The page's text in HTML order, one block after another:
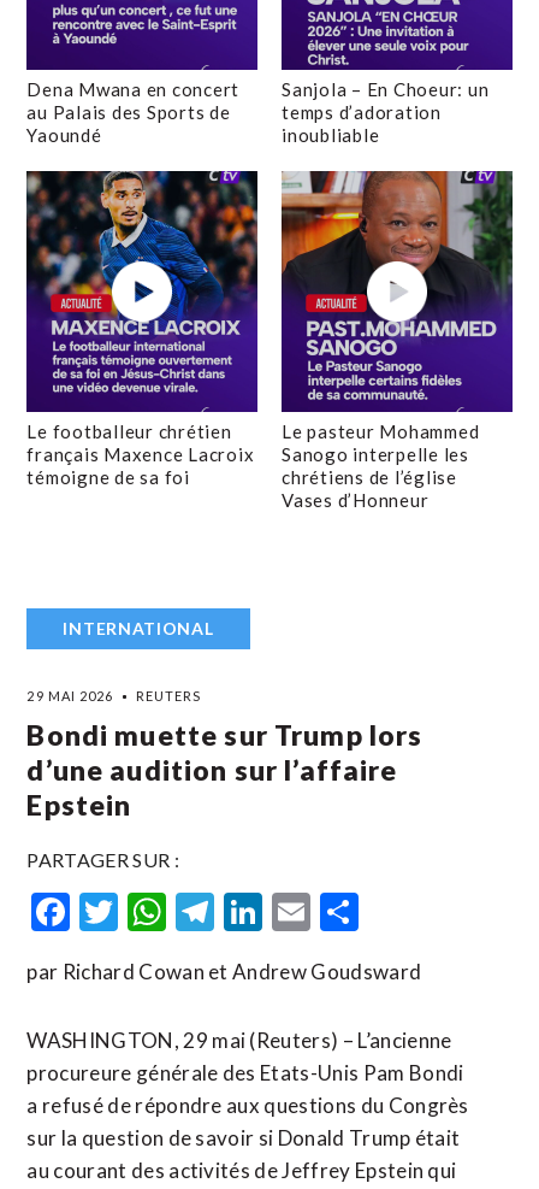
Dena Mwana en concert
au Palais des Sports de
Yaoundé
Sanjola – En Choeur: un
temps d’adoration
inoubliable
Le footballeur chrétien
français Maxence Lacroix
témoigne de sa foi
Le pasteur Mohammed
Sanogo interpelle les
chrétiens de l’église
Vases d’Honneur
INTERNATIONAL
29 MAI 2026 REUTERS
Bondi muette sur Trump lors
d’une audition sur l’affaire
Epstein
PARTAGER SUR :
Facebook
Twitter
WhatsApp
Telegram
LinkedIn
Email
par Richard Cowan et Andrew Goudsward
WASHINGTON, 29 mai (Reuters) – L’ancienne
procureure générale des Etats-Unis Pam Bondi
a refusé de répondre aux questions du Congrès
sur la question de savoir si Donald Trump était
au courant des activités de Jeffrey Epstein qui